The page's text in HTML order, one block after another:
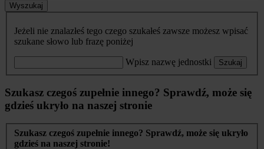
Wyszukaj
Jeżeli nie znalazłeś tego czego szukałeś zawsze możesz wpisać
szukane słowo lub frazę poniżej
Wpisz nazwę jednostki Szukaj
Szukasz czegoś zupełnie innego? Sprawdź, może się
gdzieś ukryło na naszej stronie
Szukasz czegoś zupełnie innego? Sprawdź, może się ukryło
gdzieś na naszej stronie!